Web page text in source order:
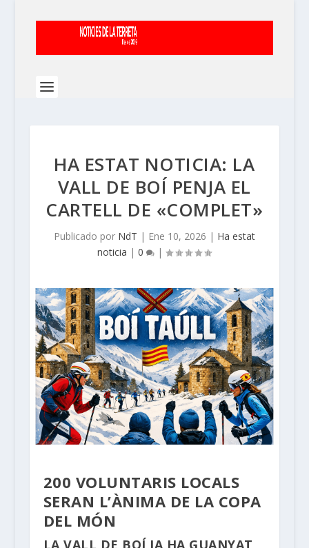
HA ESTAT NOTICIA: LA
VALL DE BOÍ PENJA EL
CARTELL DE «COMPLET»
Publicado por NdT | Ene 10, 2026 | Ha estat
noticia |0 |
200 VOLUNTARIS LOCALS
SERAN L’ÀNIMA DE LA COPA
DEL MÓN
LA VALL DE BOÍ JA HA GUANYAT